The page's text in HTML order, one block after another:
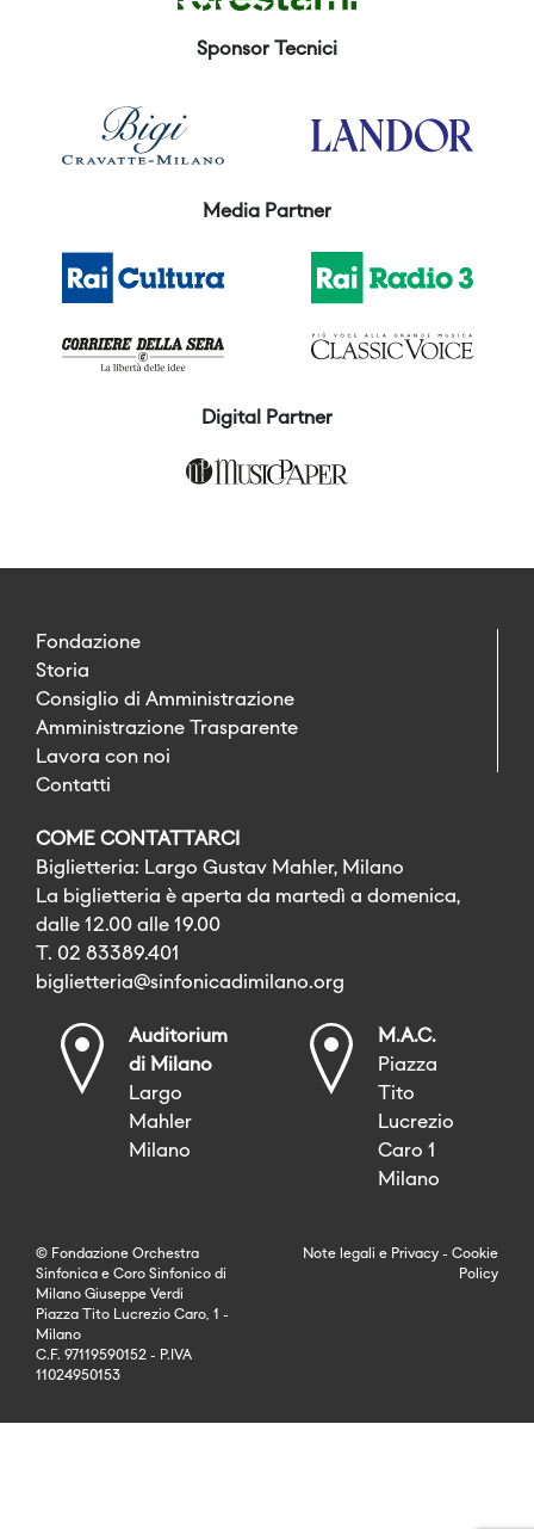
Sponsor Tecnici
Media Partner
Digital Partner
Fondazione
Storia
Consiglio di Amministrazione
Amministrazione Trasparente
Lavora con noi
Contatti
COME CONTATTARCI
Biglietteria: Largo Gustav Mahler, Milano
La biglietteria è aperta da martedì a domenica,
dalle 12.00 alle 19.00
T. 02 83389.401
biglietteria@sinfonicadimilano.org
Auditorium
di Milano
Largo
Mahler
Milano
M.A.C.
Piazza
Tito
Lucrezio
Caro 1
Milano
© Fondazione Orchestra
Sinfonica e Coro Sinfonico di
Milano Giuseppe Verdi
Piazza Tito Lucrezio Caro, 1 -
Milano
C.F. 97119590152 - P.IVA
11024950153
Note legali e Privacy - Cookie
Policy